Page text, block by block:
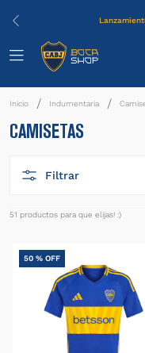
Indumentaria
CAMISETAS
Filtrar
51 productos
50 % OFF